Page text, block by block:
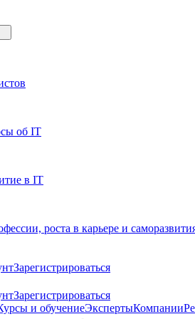
об IT
в IT
роста в карьере и
Зарегистрироваться
Зарегистрироваться
и обучениеЭкспертыКомпании